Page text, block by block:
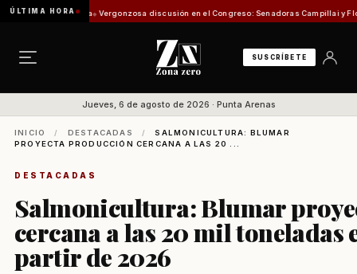
ÚLTIMA HORA
de Pesca Vergonzosa discusión en el Congreso: Senadoras Campillai y Flores se
SUSCRÍBETE
Jueves, 6 de agosto de 2026 · Punta Arenas
INICIO / DESTACADAS /
SALMONICULTURA: BLUMAR
PROYECTA PRODUCCIÓN CERCANA A LAS 20 ...
DESTACADAS
Salmonicultura: Blumar
cercana a las 20 mil toneladas
partir de 2026